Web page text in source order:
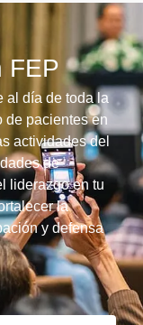
FEP
al día de toda la
de pacientes en
actividades del
de
liderazgo en tu
la
y defensa